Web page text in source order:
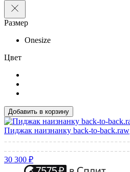
Размер
Onesize
Цвет
Добавить в корзину
Пиджак наизнанку back-to-back.raw
30 300 ₽